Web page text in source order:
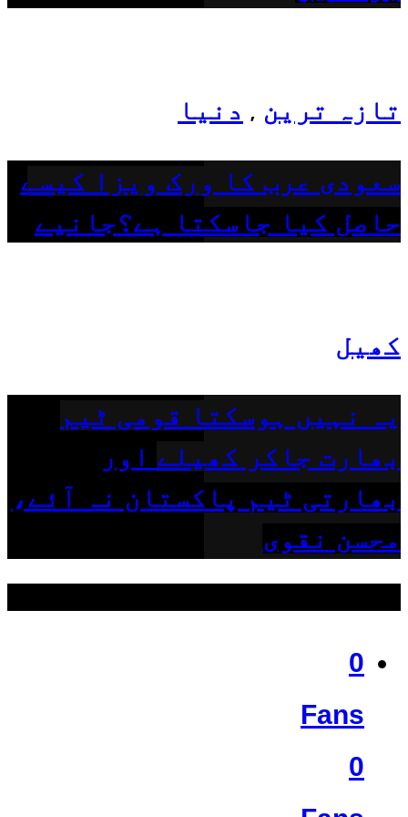
تازہ ترین , دنیا
سعودی عرب کا ورک ویزا کیسے
حاصل کیا جاسکتا ہے؟جانیے
کھیل
یہ نہیں ہوسکتا قومی ٹیم
بھارت جاکر کھیلے اور
بھارتی ٹیم پاکستان نہ آئے،
محسن نقوی
0
Fans
0